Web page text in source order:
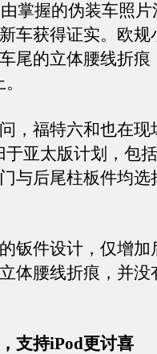
掌握的伪装车照
车获得证实。欧规
尾的立体腰线折痕
福特六和也在现
于亚太版计划，包
与后尾柱板件均选
件设计，仅增加
体腰线折痕，并没
支持iPod更讨喜